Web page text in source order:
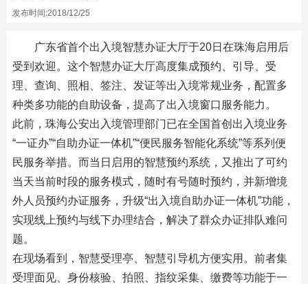
发布时间:2018/12/25
广东省首个出入境智慧办证大厅于20日在珠海启用后
受到欢迎。这个智慧办证大厅高度集成预约、引导、受
理、查询、照相、签注、发证等出入境常规业务，配置多
种类多功能的自助设备，提高了出入境窗口服务能力。
此前，珠海公安出入境管理部门已在全国首创出入境业务
“一证办”“自助办证一体机”“便民服务智能化系统”等系列便
民服务举措。而当日启用的智慧预约系统，又推出了可约
当天当前时段的服务模式，随时有号随时预约，并新增境
外人员预约办证服务，升级“出入境自助办证一体机”功能，
实现线上预约与线下办理结合，解决了群众办证排队难问
题。
在现场看到，智慧受理亭、智慧引导机方便实用。前者集
受理面见、身份核验、拍照、指纹采集、缴费等功能于一